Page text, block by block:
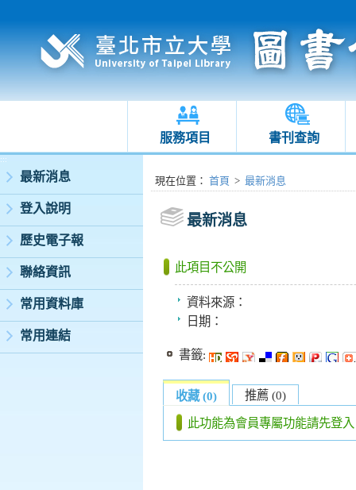
服務項目 書刊查詢
:::
最新消息
登入說明
歷史電子報
聯絡資訊
常用資料庫
常用連結
:::現在位置 ： 首頁 > 最新消息
最新消息
此項目不公開
資料來源：
日期：
書籤:
收藏 (0) 推薦 (0)
此功能為會員專屬功能請先登入